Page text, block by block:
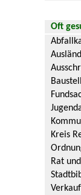
Oft
Kreis
Rat